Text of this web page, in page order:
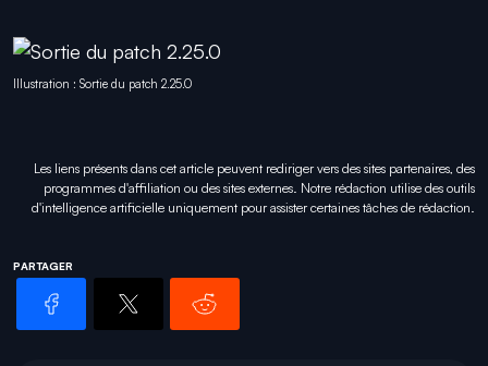
Illustration : Sortie du patch 2.25.0
Les liens présents dans cet article peuvent rediriger vers des sites partenaires, des
programmes d'affiliation ou des sites externes. Notre rédaction utilise des outils
d'intelligence artificielle uniquement pourassister certaines tâches de rédaction.
PARTAGER